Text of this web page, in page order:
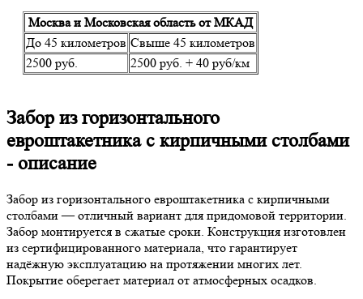
Москва и Московская область от МКАД
До 45 километров Свыше 45 километров
2500 руб.
2500 руб. + 40 руб/км
Забор из горизонтального
евроштакетника с кирпичными столбами
- описание
Забор из горизонтального евроштакетника с кирпичными
столбами — отличный вариант для придомовой территории.
Забор монтируется в сжатые сроки. Конструкция изготовлен
из сертифицированного материала, что гарантирует
надёжную эксплуатацию на протяжении многих лет.
Покрытие оберегает материал от атмосферных осадков.